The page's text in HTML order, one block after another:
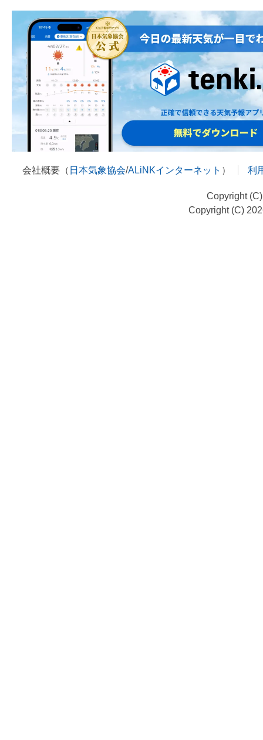
会社概要（ 日本気象協会/ALiNKインターネット ） 利
Copyright
Copyright (C)